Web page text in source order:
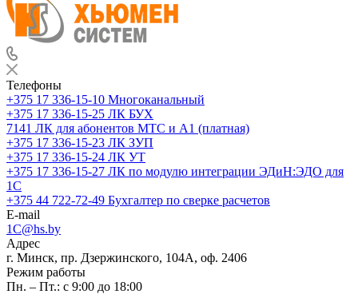
Телефоны
+375 17 336-15-10 Многоканальный
+375 17 336-15-25 ЛК БУХ
7141 ЛК для абонентов МТС и А1 (платная)
+375 17 336-15-23 ЛК ЗУП
+375 17 336-15-24 ЛК УТ
+375 17 336-15-27 ЛК по модулю интеграции ЭДиН:ЭДО для
1С
+375 44 722-72-49 Бухгалтер по сверке расчетов
E-mail
1C@hs.by
Адрес
г. Минск, пр. Дзержинского, 104А, оф. 2406
Режим работы
Пн. – Пт.: с 9:00 до 18:00